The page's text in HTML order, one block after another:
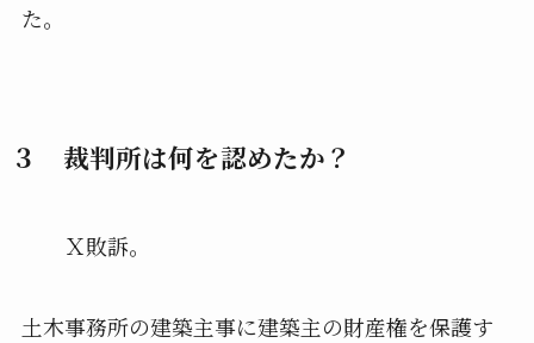
た。
３ 裁判所は何を認めたか？
Ｘ敗訴。
土木事務所の建築主事に建築主の財産権を保護す